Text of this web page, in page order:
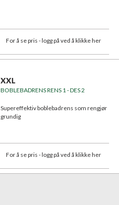
For å se pris - logg på ved å klikke her
XXL
BOBLEBADRENS RENS 1 - DES 2
Supereffektiv boblebadrens som rengjør
grundig
For å se pris - logg på ved å klikke her